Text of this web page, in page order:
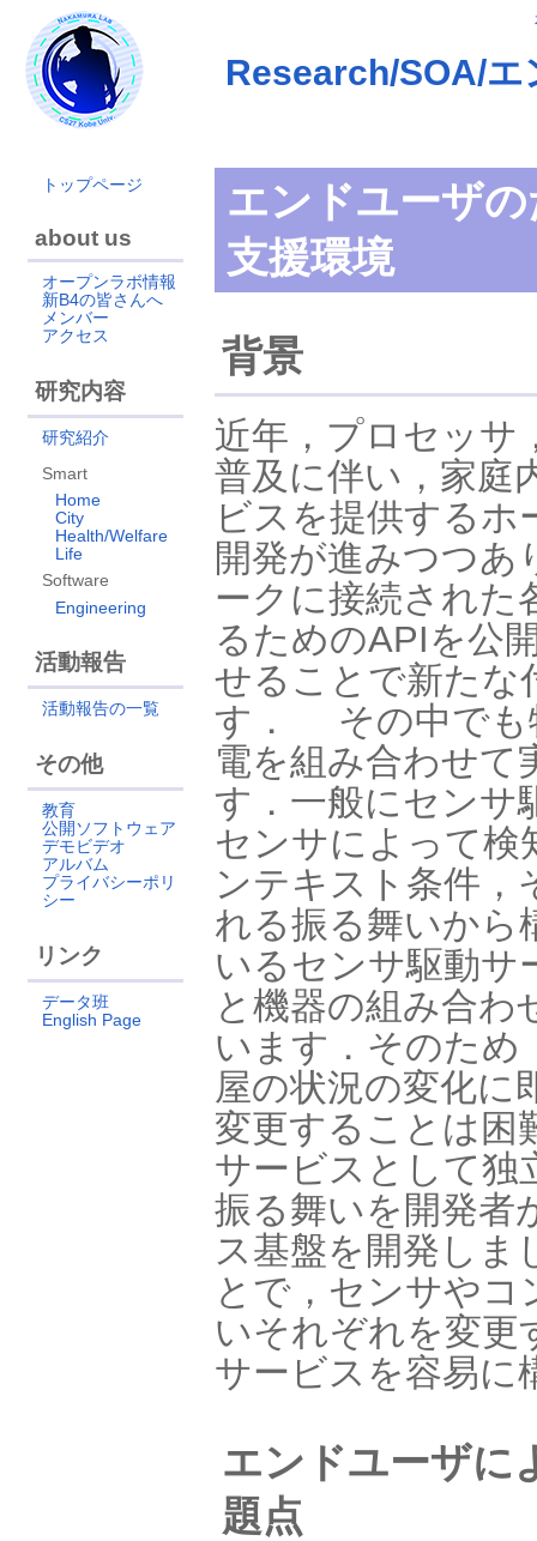
Research/SOA/エ
トップページ
about us
オープンラボ情報
新B4の皆さんへ
メンバー
アクセス
研究内容
研究紹介
Smart
Home
City
Health/Welfare
Life
Software
Engineering
活動報告
活動報告の一覧
その他
教育
公開ソフトウェア
デモビデオ
アルバム
プライバシーポリ
シー
リンク
データ班
English Page
エンドユーザ
支援環境
背景
近年，プロセッサ
普及に伴い，家庭
ビスを提供する
開発が進みつつあ
ークに接続された
るためのAPIを公
せることで新たな
す． その中でも
電を組み合わせて
す．一般にセンサ
センサによって検
ンテキスト条件，
れる振る舞いから
いるセンサ駆動サ
と機器の組み合わ
います．そのため
屋の状況の変化に
変更することは
サービスとして独
振る舞いを開発者
ス基盤を開発しま
とで，センサやコ
いそれぞれを変更
サービスを容易に
エンドユーザに
題点